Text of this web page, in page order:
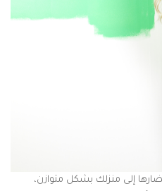
إلى منزلك بشكل متوازن،